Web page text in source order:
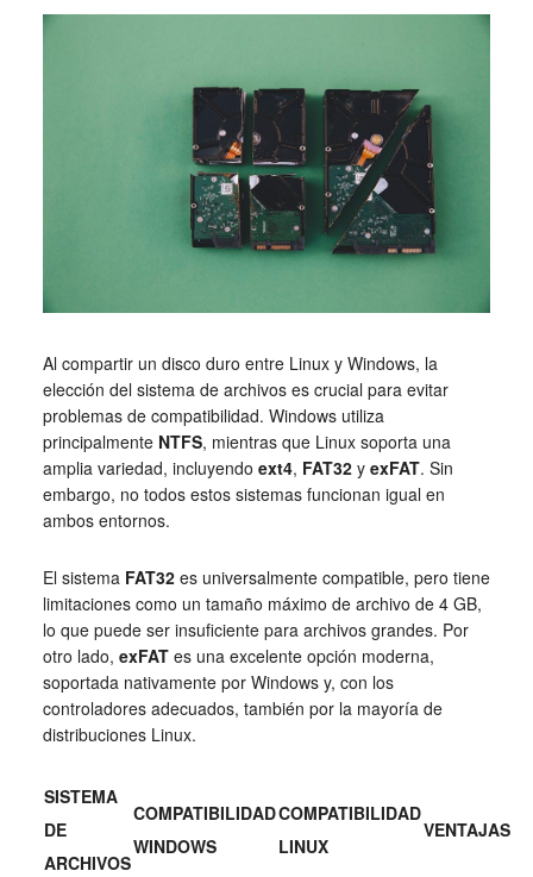
Al compartir un disco duro entre Linux y Windows, la
elección del sistema de archivos es crucial para evitar
problemas de compatibilidad. Windows utiliza
principalmente NTFS, mientras que Linux soporta una
amplia variedad, incluyendo ext4, FAT32y exFAT. Sin
embargo, no todos estos sistemas funcionan igual en
ambos entornos.
El sistema FAT32es universalmente compatible, pero tiene
limitaciones como un tamaño máximo de archivo de 4 GB,
lo que puede ser insuficiente para archivos grandes. Por
otro lado, exFATes una excelente opción moderna,
soportada nativamente por Windows y, con los
controladores adecuados, también por la mayoría de
distribuciones Linux.
SISTEMA
DE
ARCHIVOS
COMPATIBILIDAD
WINDOWS
COMPATIBILIDAD
LINUX
VENTAJAS